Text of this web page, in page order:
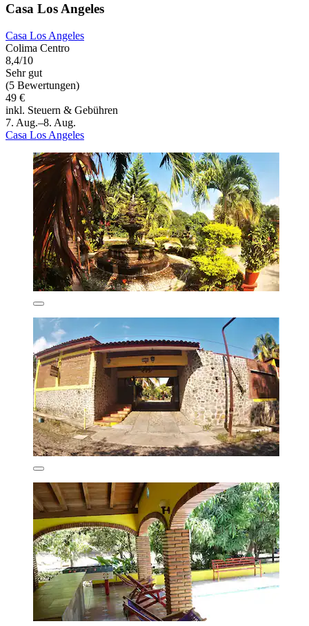
Casa Los Angeles
Casa Los Angeles
Colima Centro
8,4/10
Sehr gut
(5 Bewertungen)
49 €
inkl. Steuern & Gebühren
7. Aug.–8. Aug.
Casa Los Angeles